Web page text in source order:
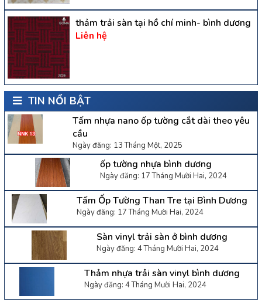
thảm trải sàn tại hồ chí minh- bình dương
Liên hệ
TIN NỔI BẬT
Tấm nhựa nano ốp tường cắt dài theo yêu
cầu
Ngày đăng: 13 Tháng Một, 2025
ốp tường nhựa bình dương
Ngày đăng: 17 Tháng Mười Hai, 2024
Tấm Ốp Tường Than Tre tại Bình Dương
Ngày đăng: 17 Tháng Mười Hai, 2024
Sàn vinyl trải sàn ở bình dương
Ngày đăng: 4 Tháng Mười Hai, 2024
Thảm nhựa trải sàn vinyl bình dương
Ngày đăng: 4 Tháng Mười Hai, 2024